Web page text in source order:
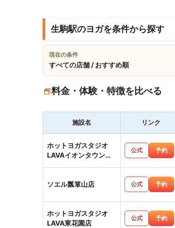
生駒駅のヨガを条件から探す
現在の条件
すべての店舗 / おすすめ順
料金・体験・特徴を比べる
施設名 リンク
ホットヨガスタジオ
LAVAイオンタウン富
公式 予約
ソエル瓢箪山店 公式 予約
ホットヨガスタジオ
LAVA東花園店
公式 予約